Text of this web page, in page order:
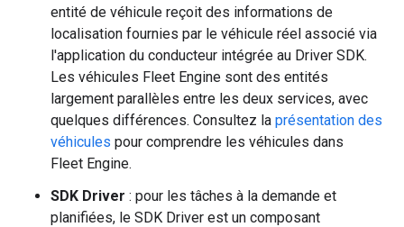
entité de véhicule reçoit des informations de
localisation fournies par le véhicule réel associé via
l'application du conducteur intégrée au Driver SDK.
Les véhicules Fleet Engine sont des entités
largement parallèles entre les deux services, avec
quelques différences. Consultez la présentation des
véhicules pour comprendre les véhicules dans
Fleet Engine.
SDK Driver : pour les tâches à la demande et
planifiées, le SDK Driver est un composant